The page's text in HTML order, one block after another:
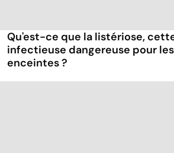
Qu'est-ce que la listériose,
infectieuse dangereuse pour
enceintes ?